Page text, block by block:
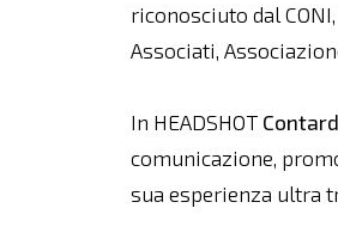
riconosciuto dal
Associati,
In HEADSHOT
comunicazione,
sua esperienza ultra